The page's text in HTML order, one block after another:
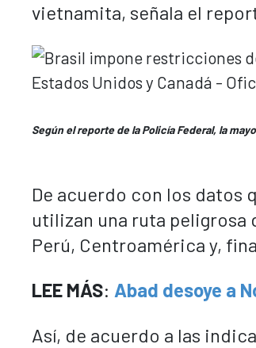
vietnamita, señala el
Según el reporte de la Policía Federal, la
De acuerdo con los datos
utilizan una ruta peligrosa
Perú, Centroamérica y,
LEE MÁS: Abad desoye a
Así, de acuerdo a las